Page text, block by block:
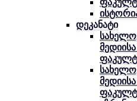
დეკანატი